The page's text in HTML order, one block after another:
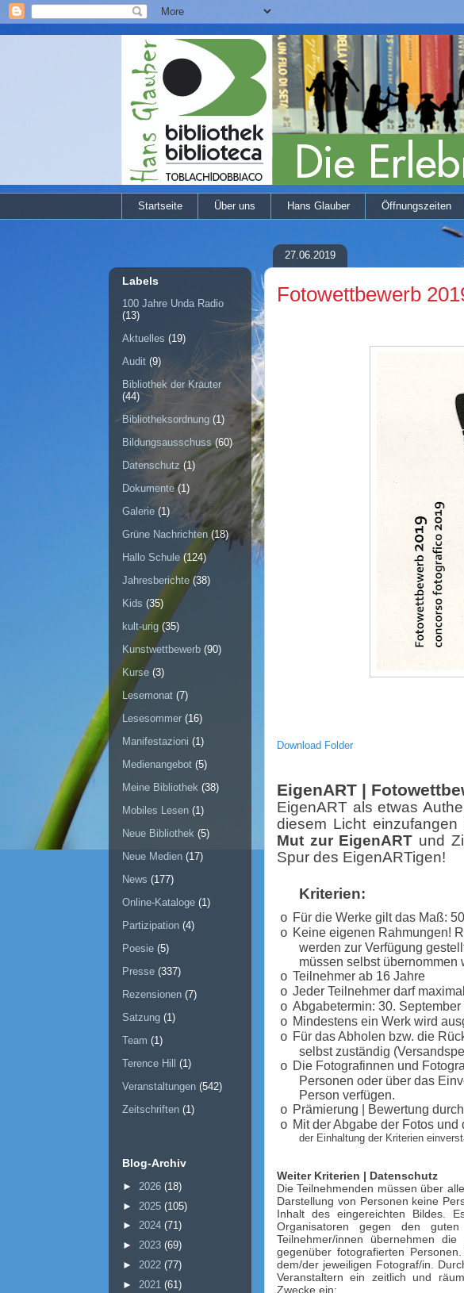
Startseite Über uns Hans Glauber Öffnungszeiten
27.06.2019
Fotowettbewerb
Download Folder
EigenART |
EigenART als etwas
diesem Licht
Mut zur EigenART und
Spur des EigenARTigen!
Kriterien:
o Für die Werke gilt das Maß:
o Keine eigenen Rahmungen!
werden zur Verfügung
müssen selbst übernommen
o Teilnehmer ab 16 Jahre
o Jeder Teilnehmer darf
o Abgabetermin: 30.
o Mindestens ein Werk wird
o Für das Abholen bzw. die
selbst zuständig
o Die Fotografinnen und
Personen oder über das
Person verfügen.
o Prämierung | Bewertung
o Mit der Abgabe der Fotos
der Einhaltung der Kriterien
Weiter Kriterien | Datenschutz
Die Teilnehmenden müssen über
Darstellung von Personen keine
Inhalt des eingereichten Bildes.
Organisatoren gegen den
Teilnehmer/innen übernehmen
gegenüber fotografierten
dem/der jeweiligen Fotograf/in.
Veranstaltern ein zeitlich und
Zwecke ein:
Labels
100 Jahre Unda Radio
(13)
Aktuelles (19)
Audit (9)
Bibliothek der Kräuter
(44)
Bibliotheksordnung (1)
Bildungsausschuss (60)
Datenschutz (1)
Dokumente (1)
Galerie (1)
Grüne Nachrichten (18)
Hallo Schule (124)
Jahresberichte (38)
Kids (35)
kult-urig (35)
Kunstwettbewerb (90)
Kurse (3)
Lesemonat (7)
Lesesommer (16)
Manifestazioni (1)
Medienangebot (5)
Meine Bibliothek (38)
Mobiles Lesen (1)
Neue Bibliothek (5)
Neue Medien (17)
News (177)
Online-Kataloge (1)
Partizipation (4)
Poesie (5)
Presse (337)
Rezensionen (7)
Satzung (1)
Team (1)
Terence Hill
(1)
Veranstaltungen (542)
Zeitschriften (1)
Blog-Archiv
► 2026 (18)
► 2025 (105)
► 2024 (71)
► 2023 (69)
► 2022 (77)
► 2021 (61)